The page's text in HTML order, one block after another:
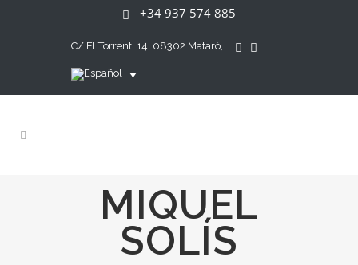
+34 937 574 885
C/ El Torrent, 14, 08302 Mataró,
MIQUEL
SOLÍS